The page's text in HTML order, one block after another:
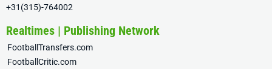
+31(315)-764002
Realtimes | Publishing Network
FootballTransfers.com
FootballCritic.com